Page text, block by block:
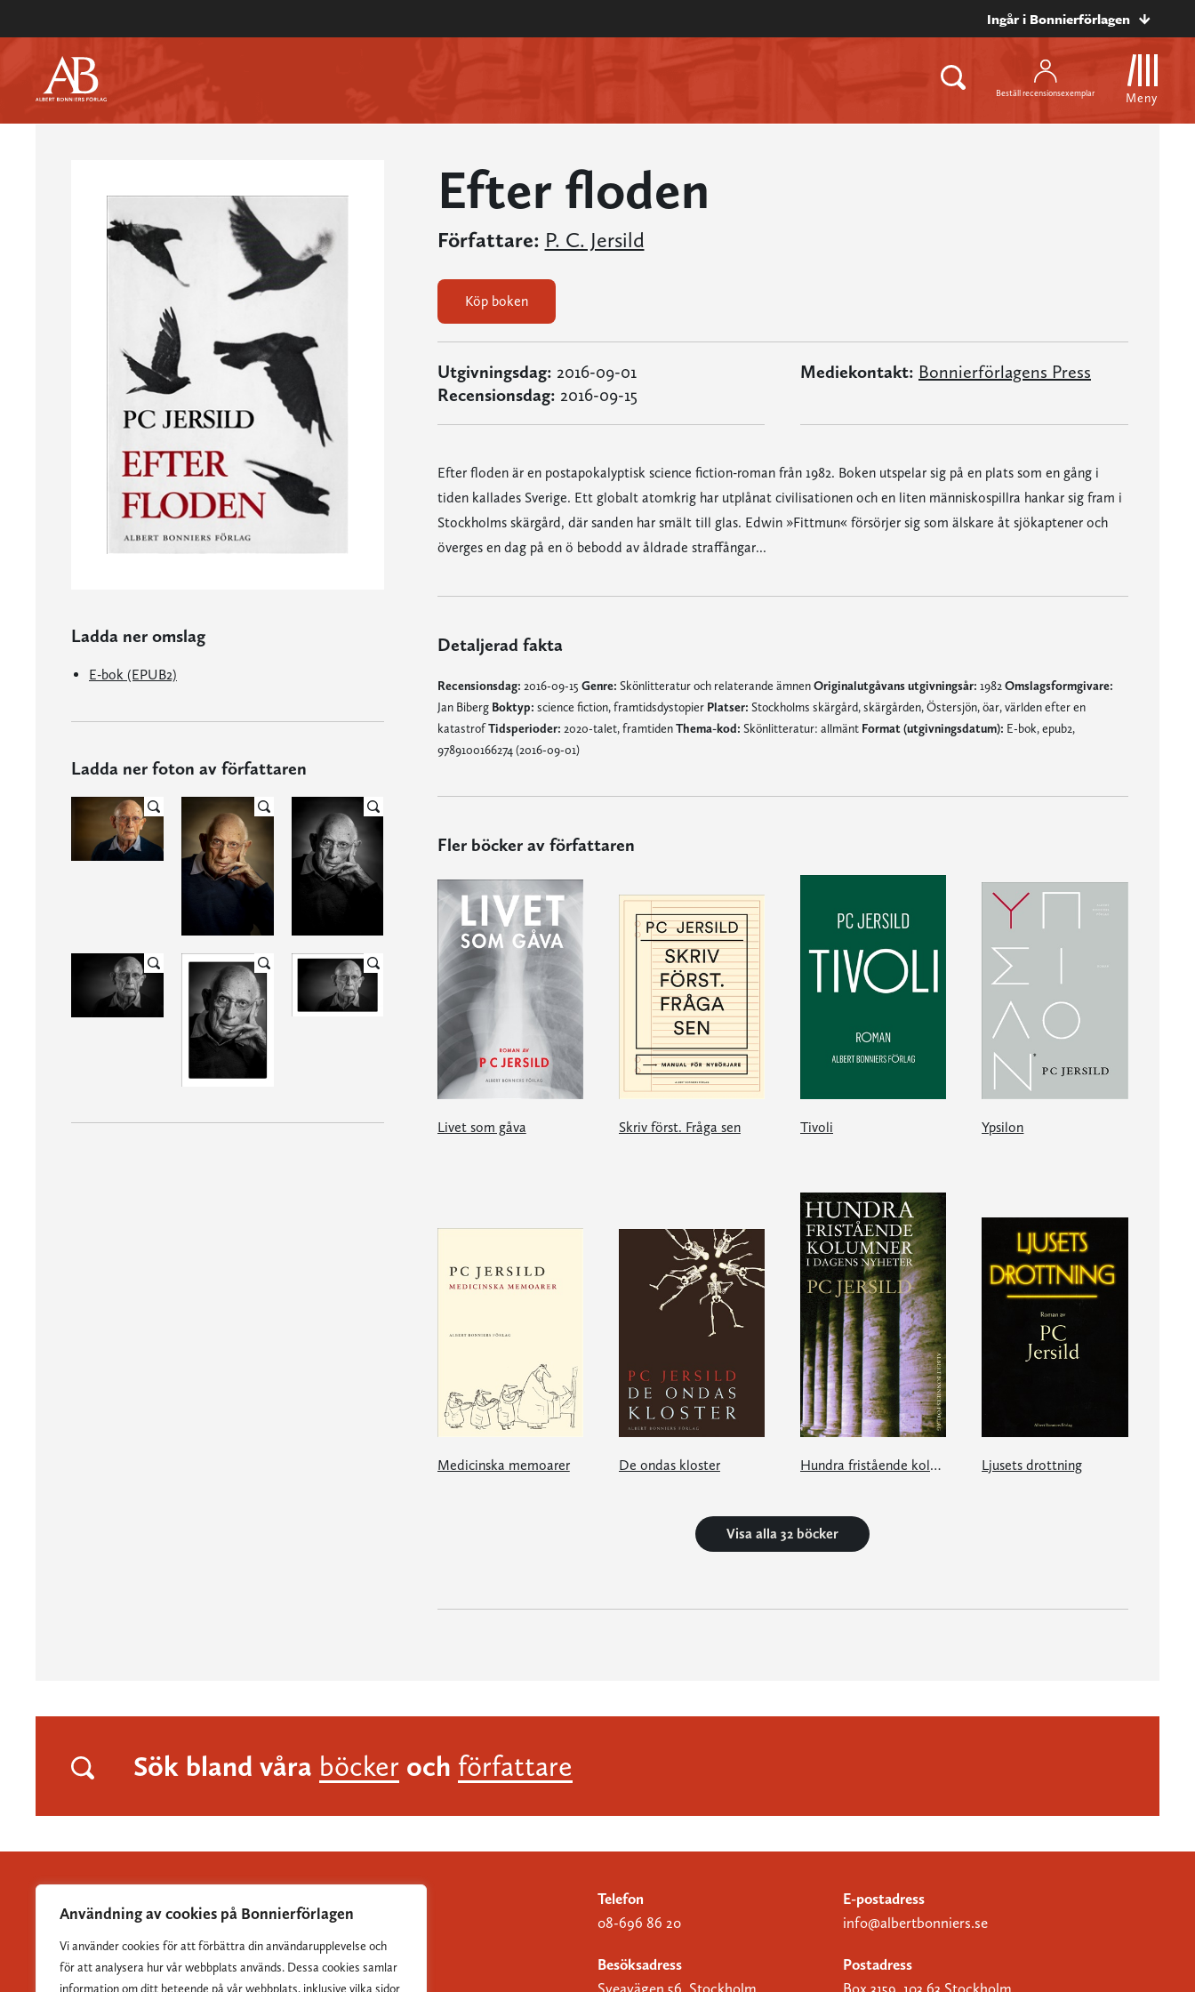
Användning av cookies på Bonnierförlagen
Vi använder cookies för att förbättra din användarupplevelse och
för att analysera hur vår webbplats används. Dessa cookies samlar
information om ditt beteende på vår webbplats, inklusive vilka sidor
Ingår i Bonnierförlagen
Beställ recensionsexemplar Meny
Ladda ner omslag
E-bok (EPUB2)
Ladda ner foton av författaren
Efter floden
Författare: P. C. Jersild
Köp boken
Utgivningsdag: 2016-09-01
Recensionsdag: 2016-09-15
Mediekontakt: Bonnierförlagens Press
Efter floden är en postapokalyptisk science fiction-roman från 1982. Boken utspelar sig på en plats som en gång i
tiden kallades Sverige. Ett globalt atomkrig har utplånat civilisationen och en liten människospillra hankar sig fram i
Stockholms skärgård, där sanden har smält till glas. Edwin »Fittmun« försörjer sig som älskare åt sjökaptener och
överges en dag på en ö bebodd av åldrade straffångar...
Detaljerad fakta
Recensionsdag: 2016-09-15 Genre: Skönlitteratur och relaterande ämnenOriginalutgåvans utgivningsår: 1982 Omslagsformgivare:
Jan Biberg Boktyp: science fiction, framtidsdystopier Platser: Stockholms skärgård, skärgården, Östersjön, öar, världen efter en
katastrofTidsperioder: 2020-talet, framtidenThema-kod: Skönlitteratur: allmänt Format (utgivningsdatum): E-bok, epub2,
9789100166274 (2016-09-01)
Fler böcker av författaren
Livet som gåva Skriv först. Fråga sen Tivoli Ypsilon
Medicinska memoarer De ondas kloster Hundra fristående kolumner i Dagens Nyheter Ljusets drottning
Visa alla 32 böcker
Sök bland våra böcker och författare
Albert Bonniers Förlag grundades 1837 och är Sveriges
Telefon
08-696 86 20
E-postadress
info@albertbonniers.se
Besöksadress
Sveavägen 56, Stockholm
Postadress
Box 3159, 103 63 Stockholm